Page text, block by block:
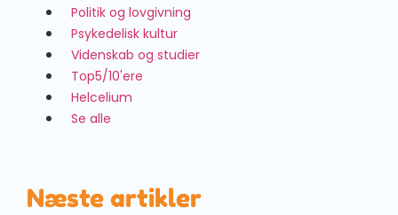
Politik og lovgivning
Psykedelisk kultur
Videnskab og studier
Top5/10'ere
Helcelium
Se alle
Næste artikler